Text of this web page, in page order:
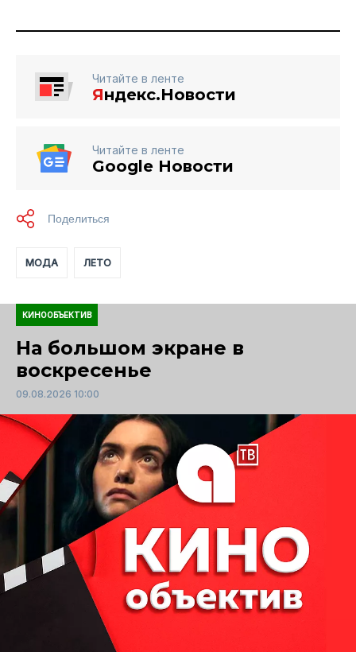
Читайте в ленте
Яндекс.Новости
Читайте в ленте
Google Новости
МОДА ЛЕТО
КИНООБЪЕКТИВ
На большом экране в
воскресенье
09.08.2026 10:00